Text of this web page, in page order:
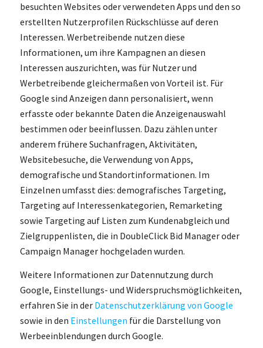
besuchten Websites oder verwendeten Apps und den so
erstellten Nutzerprofilen Rückschlüsse auf deren
Interessen. Werbetreibende nutzen diese
Informationen, um ihre Kampagnen an diesen
Interessen auszurichten, was für Nutzer und
Werbetreibende gleichermaßen von Vorteil ist. Für
Google sind Anzeigen dann personalisiert, wenn
erfasste oder bekannte Daten die Anzeigenauswahl
bestimmen oder beeinflussen. Dazu zählen unter
anderem frühere Suchanfragen, Aktivitäten,
Websitebesuche, die Verwendung von Apps,
demografische und Standortinformationen. Im
Einzelnen umfasst dies: demografisches Targeting,
Targeting auf Interessenkategorien, Remarketing
sowie Targeting auf Listen zum Kundenabgleich und
Zielgruppenlisten, die in DoubleClick Bid Manager oder
Campaign Manager hochgeladen wurden.
Weitere Informationen zur Datennutzung durch
Google, Einstellungs- und Widerspruchsmöglichkeiten,
erfahren Sie in der Datenschutzerklärung von Google
sowie in den Einstellungen für die Darstellung von
Werbeeinblendungen durch Google.